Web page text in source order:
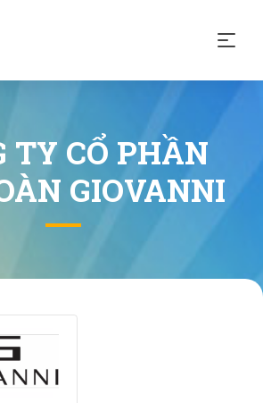
TY CỔ PHẦN
GIOVANNI